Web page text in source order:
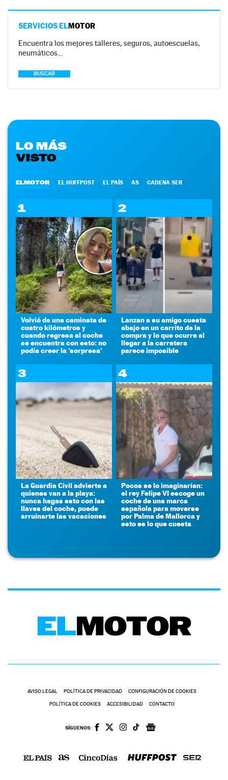
SERVICIOS ELMOTOR
Encuentra los mejores talleres, seguros, autoescuelas,
neumáticos…
BUSCAR
LO MÁS
VISTO
ELMOTOR EL HUFFPOST EL PAÍS AS CADENA SER
1
Volvió de una caminata de
cuatro kilómetros y
cuando regresa al coche
se encuentra con esto: no
podía creer la 'sorpresa'
2
Lanzan a su amigo cuesta
abajo en un carrito de la
compra y lo que ocurre al
llegar a la carretera
parece imposible
3
La Guardia Civil advierte a
quienes van a la playa:
nunca hagas esto con las
llaves del coche, puede
arruinarte las vacaciones
4
Pocos se lo imaginarían:
el rey Felipe VI escoge un
coche de una marca
española para moverse
por Palma de Mallorca y
esto es lo que cuesta
AVISO LEGAL POLÍTICA DE PRIVACIDAD CONFIGURACIÓN DE COOKIES
POLÍTICA DE COOKIES ACCESIBILIDAD CONTACTO
SÍGUENOS: